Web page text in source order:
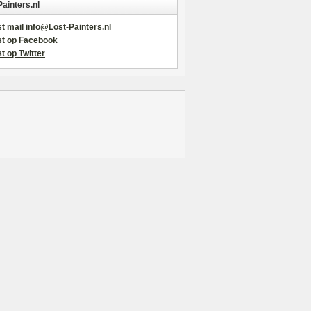
mail info@Lost-Painters.nl
op Facebook
op Twitter